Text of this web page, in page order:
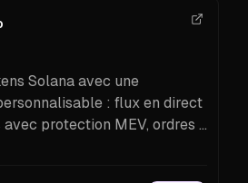
Solana avec une
: flux en direct
protection MEV, ordres à